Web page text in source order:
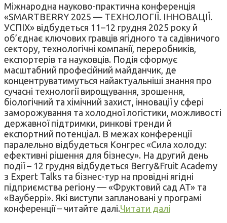
Міжнародна науково-практична конференція
«SMARTBERRY 2025 — ТЕХНОЛОГІЇ. ІННОВАЦІЇ.
УСПІХ» відбудеться 11–12 грудня 2025 року й
об’єднає ключових гравців ягідного та садівничого
сектору, технологічні компанії, переробників,
експортерів та науковців. Подія сформує
масштабний професійний майданчик, де
концентруватимуться найактуальніші знання про
сучасні технології вирощування, зрошення,
біологічний та хімічний захист, інновації у сфері
заморожування та холодної логістики, можливості
державної підтримки, ринкові тренди й
експортний потенціал. В межах конференції
паралельно відбудеться Конгрес «Сила холоду:
ефективні рішення для бізнесу». На другий день
події – 12 грудня відбудеться Berry&Fruit Academy
з Expert Talks та бізнес-тур на провідні ягідні
підприємства регіону — «Фруктовий сад AT» та
«Вауберрі». Які виступи заплановані у програмі
конференції – читайте далі.Читати далі